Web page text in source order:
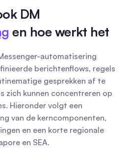
en hoe werkt het
automatisering
berichtenflows, regels
gesprekken af te
zich kunnen concentreren op
Hieronder volgt een
van de kerncomponenten,
en een korte regionale
en SEA.